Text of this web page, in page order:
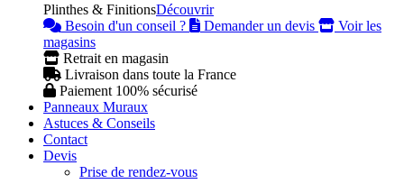
Plinthes & FinitionsDécouvrir
Besoin d'un conseil ?
Demander un devis
Voir les
magasins
Retrait en magasin
Livraison dans toute la France
Paiement 100% sécurisé
Panneaux Muraux
Astuces & Conseils
Contact
Devis
Prise de rendez-vous